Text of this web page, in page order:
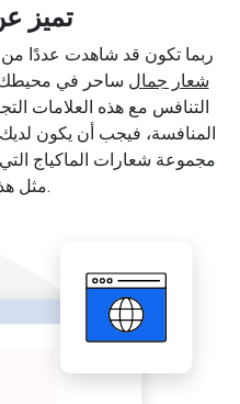
تميز
ربما تكون قد شاهدت عددًا من
شعار جمال ساحر في محيطك
التنافس مع هذه العلامات
المنافسة، فيجب أن يكون
مجموعة شعارات الماكياج
مثل هذا الشعار.